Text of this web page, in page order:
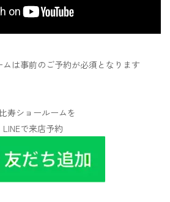
は事前のご予約が必須となります
寿ショールームを
LINEで来店予約